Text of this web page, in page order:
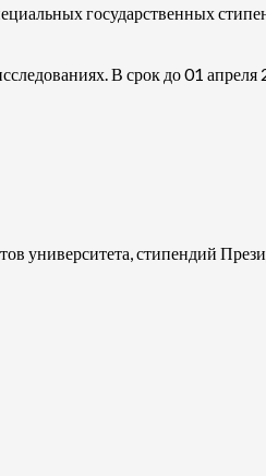
государственных
В срок до 01 апреля
университета, стипендий